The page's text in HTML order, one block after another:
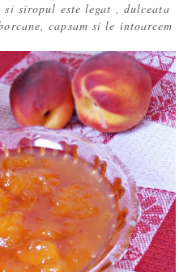
siropul este legat , dulceata
capsam si le intoarcem